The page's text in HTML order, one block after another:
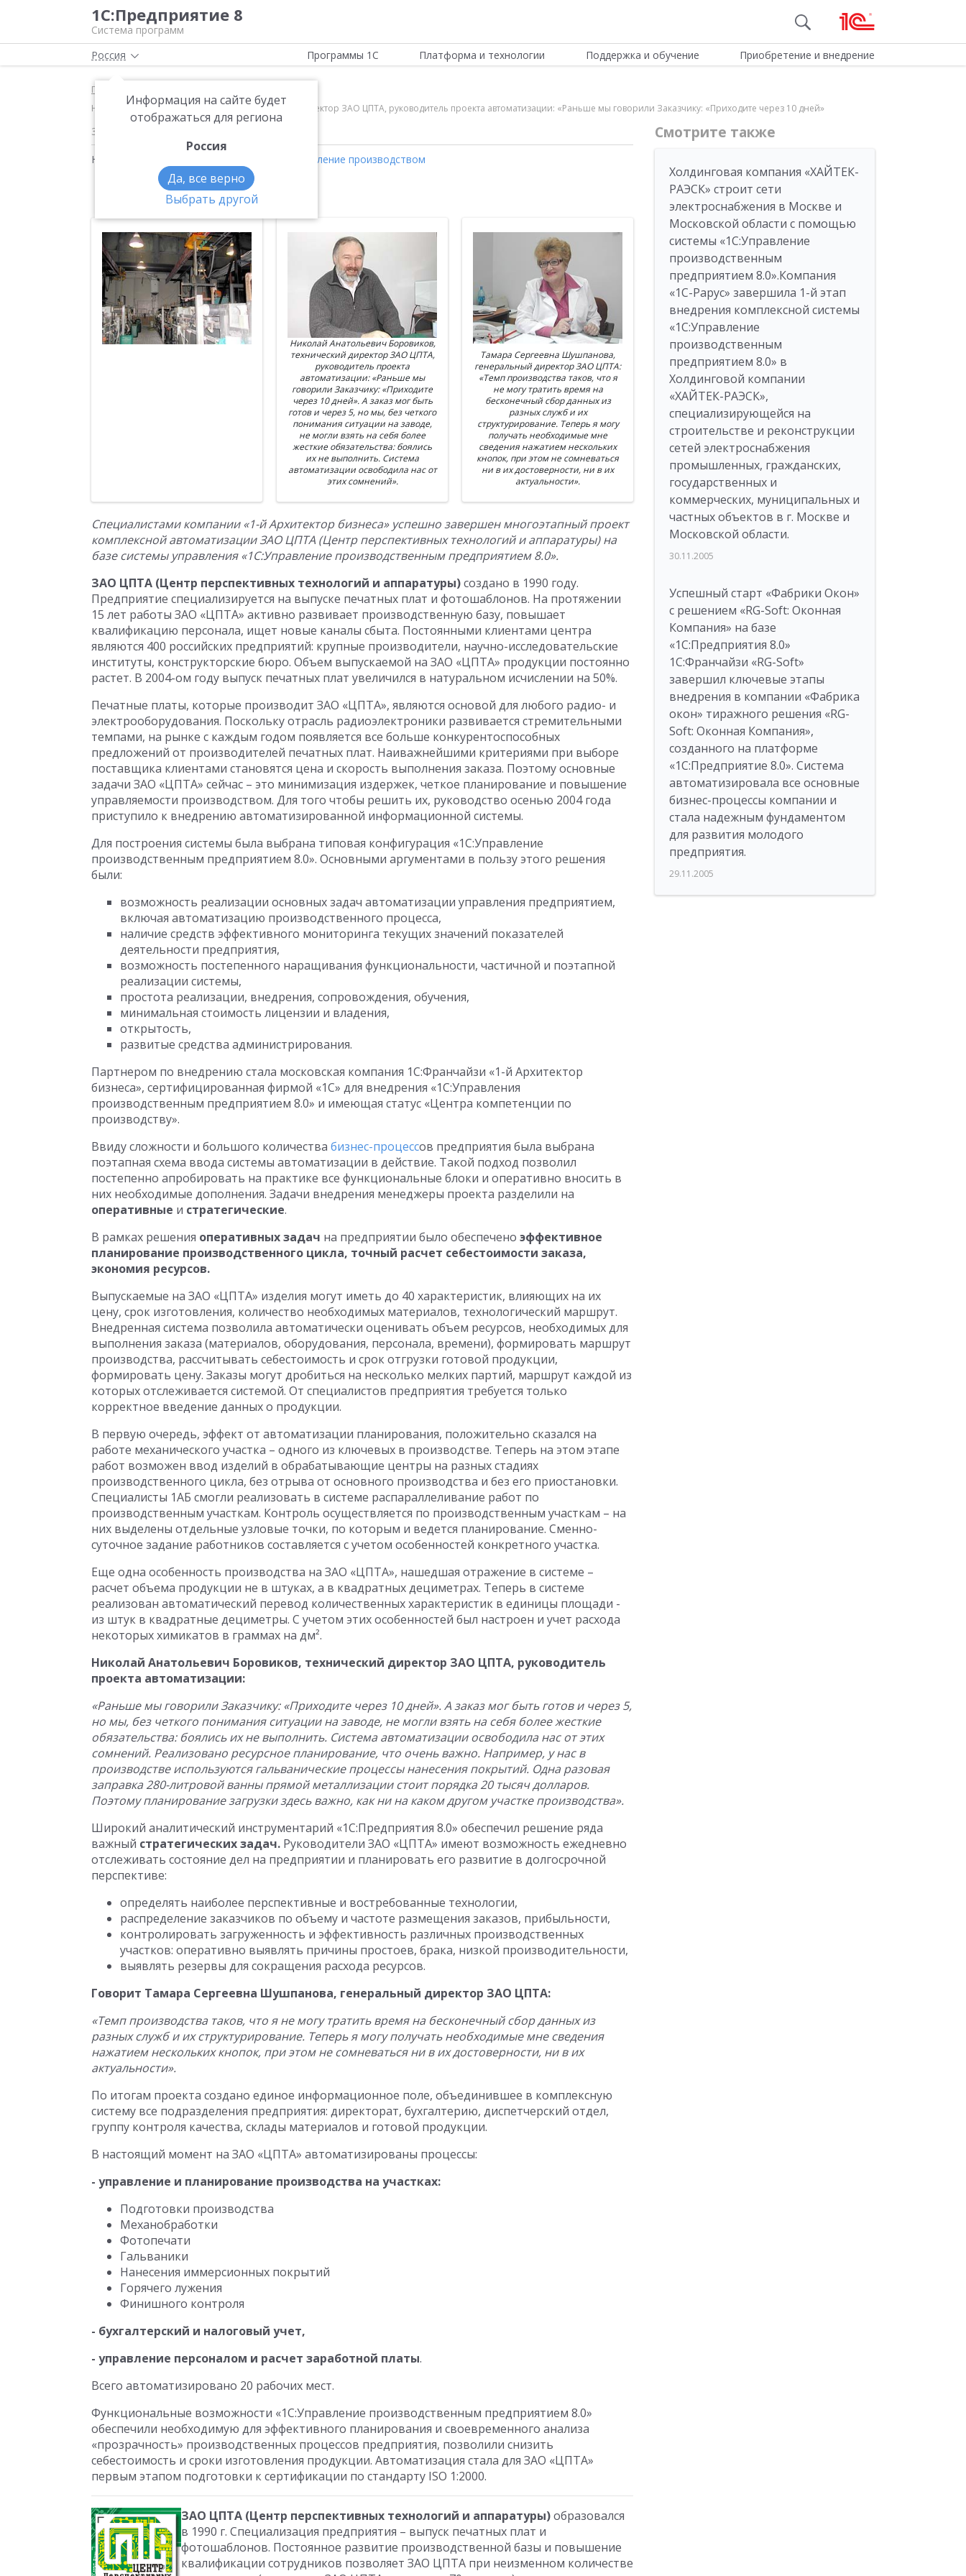
1С:Предприятие 8
Система программ
Россия
Информация на сайте будет
отображаться для региона
Россия
Да, все верно
Выбрать другой
Программы 1С Платформа и технологии Поддержка и обучение Приобретение и внедрение
Главная
Николай Анатольевич Боровиков, технический директор ЗАО ЦПТА, руководитель проекта автоматизации: «Раньше мы говорили Заказчику: «Приходите через 10 дней»
30.11.2005
Новости на тему: Управление производством
Николай Анатольевич Боровиков,
технический директор ЗАО ЦПТА,
руководитель проекта
автоматизации: «Раньше мы
говорили Заказчику: «Приходите
через 10 дней». А заказ мог быть
готов и через 5, но мы, без четкого
понимания ситуации на заводе,
не могли взять на себя более
жесткие обязательства: боялись
их не выполнить. Система
автоматизации освободила нас от
этих сомнений».
Тамара Сергеевна Шушпанова,
генеральный директор ЗАО ЦПТА:
«Темп производства таков, что я
не могу тратить время на
бесконечный сбор данных из
разных служб и их
структурирование. Теперь я могу
получать необходимые мне
сведения нажатием нескольких
кнопок, при этом не сомневаться
ни в их достоверности, ни в их
актуальности».
Специалистами компании «1-й Архитектор бизнеса» успешно завершен многоэтапный проект
комплексной автоматизации ЗАО ЦПТА (Центр перспективных технологий и аппаратуры) на
базе системы управления «1С:Управление производственным предприятием 8.0».
ЗАО ЦПТА (Центр перспективных технологий и аппаратуры)создано в 1990 году.
Предприятие специализируется на выпуске печатных плат и фотошаблонов. На протяжении
15 лет работы ЗАО «ЦПТА» активно развивает производственную базу, повышает
квалификацию персонала, ищет новые каналы сбыта. Постоянными клиентами центра
являются 400 российских предприятий: крупные производители, научно-исследовательские
институты, конструкторские бюро. Объем выпускаемой на ЗАО «ЦПТА» продукции постоянно
растет. В 2004-ом году выпуск печатных плат увеличился в натуральном исчислении на 50%.
Печатные платы, которые производит ЗАО «ЦПТА», являются основой для любого радио- и
электрооборудования. Поскольку отрасль радиоэлектроники развивается стремительными
темпами, на рынке с каждым годом появляется все больше конкурентоспособных
предложений от производителей печатных плат. Наиважнейшими критериями при выборе
поставщика клиентами становятся цена и скорость выполнения заказа. Поэтому основные
задачи ЗАО «ЦПТА» сейчас – это минимизация издержек, четкое планирование и повышение
управляемости производством. Для того чтобы решить их, руководство осенью 2004 года
приступило к внедрению автоматизированной информационной системы.
Для построения системы была выбрана типовая конфигурация «1С:Управление
производственным предприятием 8.0». Основными аргументами в пользу этого решения
были:
возможность реализации основных задач автоматизации управления предприятием,
включая автоматизацию производственного процесса,
наличие средств эффективного мониторинга текущих значений показателей
деятельности предприятия,
возможность постепенного наращивания функциональности, частичной и поэтапной
реализации системы,
простота реализации, внедрения, сопровождения, обучения,
минимальная стоимость лицензии и владения,
открытость,
развитые средства администрирования.
Партнером по внедрению стала московская компания 1С:Франчайзи «1-й Архитектор
бизнеса», сертифицированная фирмой «1С» для внедрения «1С:Управления
производственным предприятием 8.0» и имеющая статус «Центра компетенции по
производству».
Ввиду сложности и большого количества бизнес-процессов предприятия была выбрана
поэтапная схема ввода системы автоматизации в действие. Такой подход позволил
постепенно апробировать на практике все функциональные блоки и оперативно вносить в
них необходимые дополнения. Задачи внедрения менеджеры проекта разделили на
оперативные и стратегические.
В рамках решения оперативных задач на предприятии было обеспечено эффективное
планирование производственного цикла, точный расчет себестоимости заказа,
экономия ресурсов.
Выпускаемые на ЗАО «ЦПТА» изделия могут иметь до 40 характеристик, влияющих на их
цену, срок изготовления, количество необходимых материалов, технологический маршрут.
Внедренная система позволила автоматически оценивать объем ресурсов, необходимых для
выполнения заказа (материалов, оборудования, персонала, времени), формировать маршрут
производства, рассчитывать себестоимость и срок отгрузки готовой продукции,
формировать цену. Заказы могут дробиться на несколько мелких партий, маршрут каждой из
которых отслеживается системой. От специалистов предприятия требуется только
корректное введение данных о продукции.
В первую очередь, эффект от автоматизации планирования, положительно сказался на
работе механического участка – одного из ключевых в производстве. Теперь на этом этапе
работ возможен ввод изделий в обрабатывающие центры на разных стадиях
производственного цикла, без отрыва от основного производства и без его приостановки.
Специалисты 1АБ смогли реализовать в системе распараллеливание работ по
производственным участкам. Контроль осуществляется по производственным участкам – на
них выделены отдельные узловые точки, по которым и ведется планирование. Сменно-
суточное задание работников составляется с учетом особенностей конкретного участка.
Еще одна особенность производства на ЗАО «ЦПТА», нашедшая отражение в системе –
расчет объема продукции не в штуках, а в квадратных дециметрах. Теперь в системе
реализован автоматический перевод количественных характеристик в единицы площади -
из штук в квадратные дециметры. С учетом этих особенностей был настроен и учет расхода
некоторых химикатов в граммах на дм².
Николай Анатольевич Боровиков, технический директор ЗАО ЦПТА, руководитель
проекта автоматизации:
«Раньше мы говорили Заказчику: «Приходите через 10 дней». А заказ мог быть готов и через 5,
но мы, без четкого понимания ситуации на заводе, не могли взять на себя более жесткие
обязательства: боялись их не выполнить. Система автоматизации освободила нас от этих
сомнений. Реализовано ресурсное планирование, что очень важно. Например, у нас в
производстве используются гальванические процессы нанесения покрытий. Одна разовая
заправка 280-литровой ванны прямой металлизации стоит порядка 20 тысяч долларов.
Поэтому планирование загрузки здесь важно, как ни на каком другом участке производства».
Широкий аналитический инструментарий «1С:Предприятия 8.0» обеспечил решение ряда
важный стратегических задач. Руководители ЗАО «ЦПТА» имеют возможность ежедневно
отслеживать состояние дел на предприятии и планировать его развитие в долгосрочной
перспективе:
определять наиболее перспективные и востребованные технологии,
распределение заказчиков по объему и частоте размещения заказов, прибыльности,
контролировать загруженность и эффективность различных производственных
участков: оперативно выявлять причины простоев, брака, низкой производительности,
выявлять резервы для сокращения расхода ресурсов.
Говорит Тамара Сергеевна Шушпанова, генеральный директор ЗАО ЦПТА:
«Темп производства таков, что я не могу тратить время на бесконечный сбор данных из
разных служб и их структурирование. Теперь я могу получать необходимые мне сведения
нажатием нескольких кнопок, при этом не сомневаться ни в их достоверности, ни в их
актуальности».
По итогам проекта создано единое информационное поле, объединившее в комплексную
систему все подразделения предприятия: директорат, бухгалтерию, диспетчерский отдел,
группу контроля качества, склады материалов и готовой продукции.
В настоящий момент на ЗАО «ЦПТА» автоматизированы процессы:
- управление и планирование производства на участках:
Подготовки производства
Механобработки
Фотопечати
Гальваники
Нанесения иммерсионных покрытий
Горячего лужения
Финишного контроля
- бухгалтерский и налоговый учет,
- управление персоналом и расчет заработной платы.
Всего автоматизировано 20 рабочих мест.
Функциональные возможности «1С:Управление производственным предприятием 8.0»
обеспечили необходимую для эффективного планирования и своевременного анализа
«прозрачность» производственных процессов предприятия, позволили снизить
себестоимость и сроки изготовления продукции. Автоматизация стала для ЗАО «ЦПТА»
первым этапом подготовки к сертификации по стандарту ISO 1:2000.
ЗАО ЦПТА (Центр перспективных технологий и аппаратуры)образовался
в 1990 г. Специализация предприятия – выпуск печатных плат и
фотошаблонов. Постоянное развитие производственной базы и повышение
квалификации сотрудников позволяет ЗАО ЦПТА при неизменном количестве
Смотрите также
Холдинговая компания «ХАЙТЕК-
РАЭСК» строит сети
электроснабжения в Москве и
Московской области с помощью
системы «1С:Управление
производственным
предприятием 8.0».Компания
«1С-Рарус» завершила 1-й этап
внедрения комплексной системы
«1С:Управление
производственным
предприятием 8.0» в
Холдинговой компании
«ХАЙТЕК-РАЭСК»,
специализирующейся на
строительстве и реконструкции
сетей электроснабжения
промышленных, гражданских,
государственных и
коммерческих, муниципальных и
частных объектов в г. Москве и
Московской области.
30.11.2005
Успешный старт «Фабрики Окон»
с решением «RG-Soft: Оконная
Компания» на базе
«1С:Предприятия 8.0»
1С:Франчайзи «RG-Soft»
завершил ключевые этапы
внедрения в компании «Фабрика
окон» тиражного решения «RG-
Soft: Оконная Компания»,
созданного на платформе
«1С:Предприятие 8.0». Система
автоматизировала все основные
бизнес-процессы компании и
стала надежным фундаментом
для развития молодого
предприятия.
29.11.2005